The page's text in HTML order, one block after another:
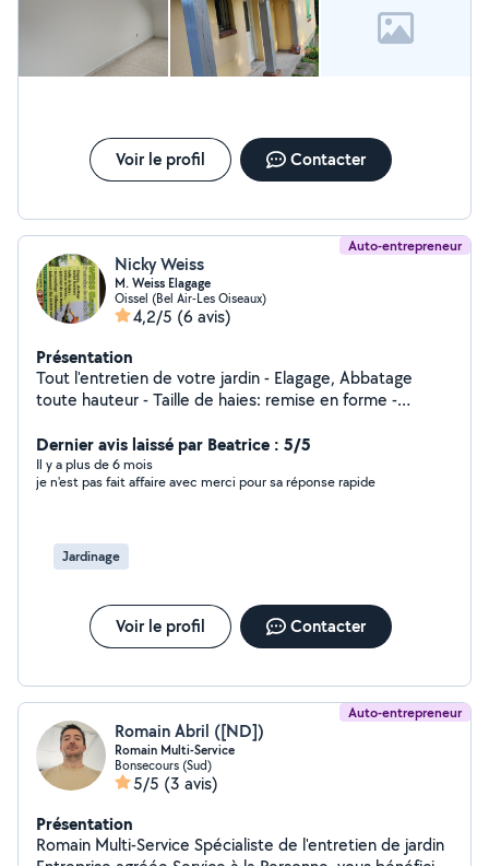
Voir le profil Contacter
Auto-entrepreneur
Nicky Weiss
M. Weiss Elagage
Oissel (Bel Air-Les Oiseaux)
4,2/5 (6 avis)
Présentation
Tout l'entretien de votre jardin - Elagage, Abbatage
toute hauteur - Taille de haies: remise en forme -
Dernier avis laissé par Beatrice : 5/5
Il y a plus de 6 mois
je n'est pas fait affaire avec merci pour sa réponse rapide
Jardinage
Voir le profil Contacter
Auto-entrepreneur
Romain Abril ([ND])
Romain Multi-Service
Bonsecours (Sud)
5/5 (3 avis)
Présentation
Romain Multi-Service Spécialiste de l'entretien de jardin